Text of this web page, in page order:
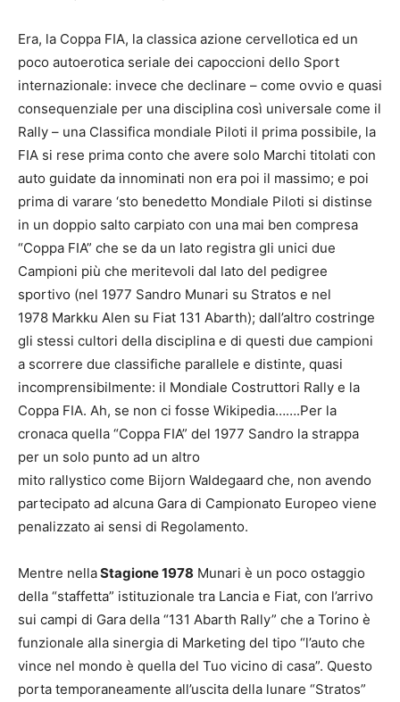
Era, la Coppa FIA, la classica azione cervellotica ed un
poco autoerotica seriale dei capoccioni dello Sport
internazionale: invece che declinare – come ovvio e quasi
consequenziale per una disciplina così universale come il
Rally – una Classifica mondiale Piloti il prima possibile, la
FIA si rese prima conto che avere solo Marchi titolati con
auto guidate da innominati non era poi il massimo; e poi
prima di varare ‘sto benedetto Mondiale Piloti si distinse
in un doppio salto carpiato con una mai ben compresa
“Coppa FIA” che se da un lato registra gli unici due
Campioni più che meritevoli dal lato del pedigree
sportivo (nel 1977 Sandro Munari su Stratos e nel
1978 Markku Alen su Fiat 131 Abarth); dall’altro costringe
gli stessi cultori della disciplina e di questi due campioni
a scorrere due classifiche parallele e distinte, quasi
incomprensibilmente: il Mondiale Costruttori Rally e la
Coppa FIA. Ah, se non ci fosse Wikipedia…….Per la
cronaca quella “Coppa FIA” del 1977 Sandro la strappa
per un solo punto ad un altro
mito rallystico come Bijorn Waldegaard che, non avendo
partecipato ad alcuna Gara di Campionato Europeo viene
penalizzato ai sensi di Regolamento.
Mentre nellaStagione 1978 Munari è un poco ostaggio
della “staffetta” istituzionale tra Lancia e Fiat, con l’arrivo
sui campi di Gara della “131 Abarth Rally” che a Torino è
funzionale alla sinergia di Marketing del tipo “l’auto che
vince nel mondo è quella del Tuo vicino di casa”. Questo
porta temporaneamente all’uscita della lunare “Stratos”